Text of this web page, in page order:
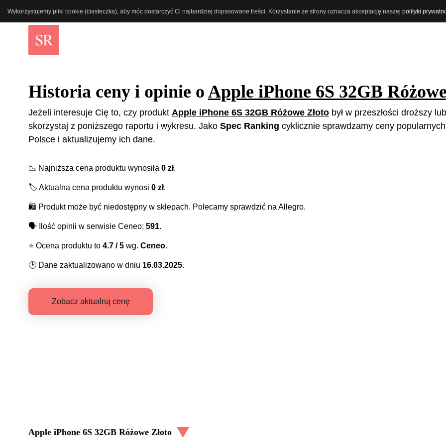
Wykorzystujemy pliki cookie (ciasteczka), aby móc dostarczyć Ci najbardziej dopasowane treści. Korzystanie ze strony oznacza akceptację naszej polityki
Historia ceny i opinie o Apple iPhone 6S 32GB
Jeżeli interesuje Cię to, czy produkt Apple iPhone 6S 32GB Różowe Złoto był w przeszłości droższy
skorzystaj z poniższego raportu i wykresu. Jako Spec Ranking cyklicznie sprawdzamy ceny
Polsce i aktualizujemy ich dane.
📉 Najniższa cena produktu wynosiła 0 zł.
🏷️ Aktualna cena produktu wynosi 0 zł.
🛍️ Produkt może być niedostępny w sklepach. Polecamy sprawdzić na Allegro.
🗣️ Ilość opinii w serwisie Ceneo: 591.
⭐️ Ocena produktu to 4.7 / 5 wg. Ceneo.
🕑 Dane zaktualizowano w dniu 16.03.2025.
Zobacz aktualną cenę
Apple iPhone 6S 32GB Różowe Złoto